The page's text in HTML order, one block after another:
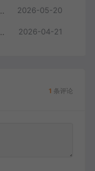
武侠怀旧网游 免虚拟机一键端 配套视频教学 2026-05-20
次元射击类网游单机版一键端 2026-04-21
1 条评论